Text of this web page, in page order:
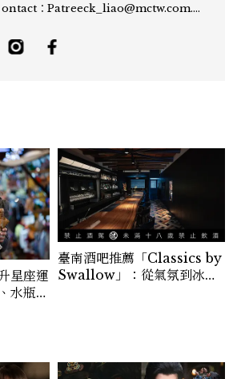
ontact：Patreeck_liao@mctw.com.t
敏銳的觀察力與敘事能力，撰寫出兼具深度
與美感的專題內容，長期關注亞洲娛樂、人
力的跨平台敘事語言。認為好的內容不僅是
記錄時代，更是溫柔的行動——在每一段訪
談與每一篇文章裡，留下值得反覆回味的
光。
星座運
水瓶迎
臺南酒吧推薦「Classics by
Swallow」：從氣氛到冰